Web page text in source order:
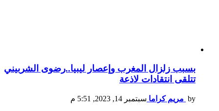
بسبب زلزال المغرب وإعصار ليبيا..رضوى الشربيني
تتلقى انتقادات لاذعة
by مريم كراما سبتمبر 14, 2023, 5:51 م